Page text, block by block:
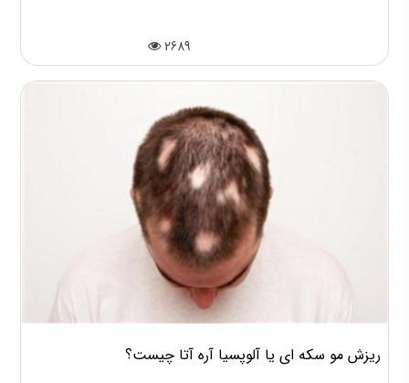
2689
ریزش مو سکه ای یا آلوپسیا آره آتا چیست؟